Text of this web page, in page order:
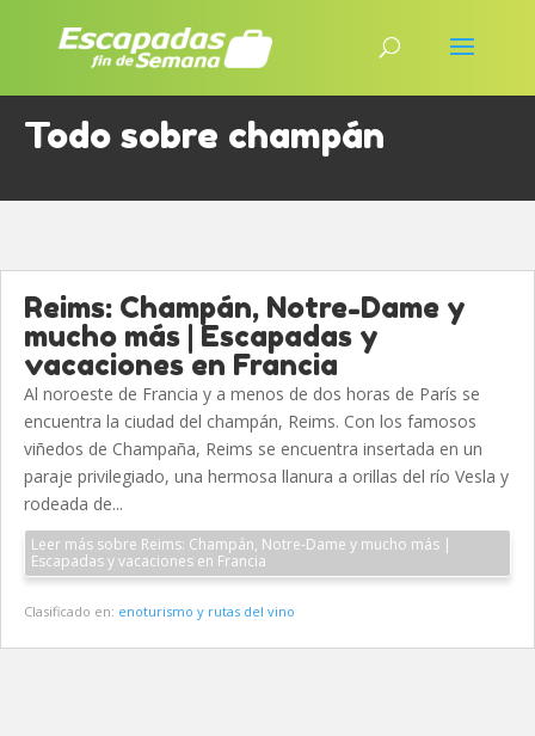
Todo sobre champán
Reims: Champán, Notre-Dame y
mucho más | Escapadas y
vacaciones en Francia
Al noroeste de Francia y a menos de dos horas de París se
encuentra la ciudad del champán, Reims. Con los famosos
viñedos de Champaña, Reims se encuentra insertada en un
paraje privilegiado, una hermosa llanura a orillas del río Vesla y
rodeada de...
Leer más sobre Reims: Champán, Notre-Dame y mucho más |
Escapadas y vacaciones en Francia
Clasificado en: enoturismo y rutas del vino